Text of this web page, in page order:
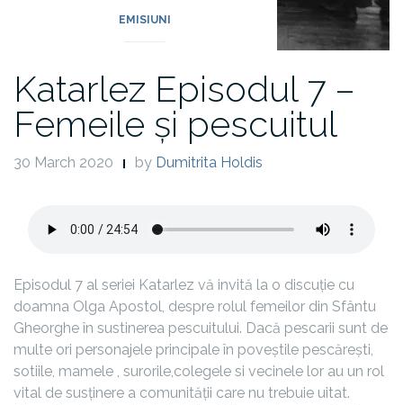
EMISIUNI
Katarlez Episodul 7 –
Femeile și pescuitul
30 March 2020 by Dumitrita Holdis
Episodul 7 al seriei Katarlez vă invită la o discuție cu
doamna Olga Apostol, despre rolul femeilor din Sfântu
Gheorghe în sustinerea pescuitului. Dacă pescarii sunt de
multe ori personajele principale în poveștile pescărești,
sotiile, mamele , surorile,colegele si vecinele lor au un rol
vital de susținere a comunității care nu trebuie uitat.